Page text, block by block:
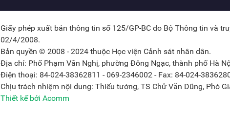
Giấy phép xuất bản thông tin số 125/GP-BC do Bộ Thông tin và
02/4/2008.
Bản quyền © 2008 - 2024 thuộc Học viện Cảnh sát nhân dân.
Địa chỉ: Phố Phạm Văn Nghị, phường Đông Ngạc, thành phố Hà
Điện thoại: 84-024-38362811 - 069-2346002 - Fax: 84-024-
Chịu trách nhiệm nội dung: Thiếu tướng, TS Chử Văn Dũng, Phó
Thiết kế bởi Acomm